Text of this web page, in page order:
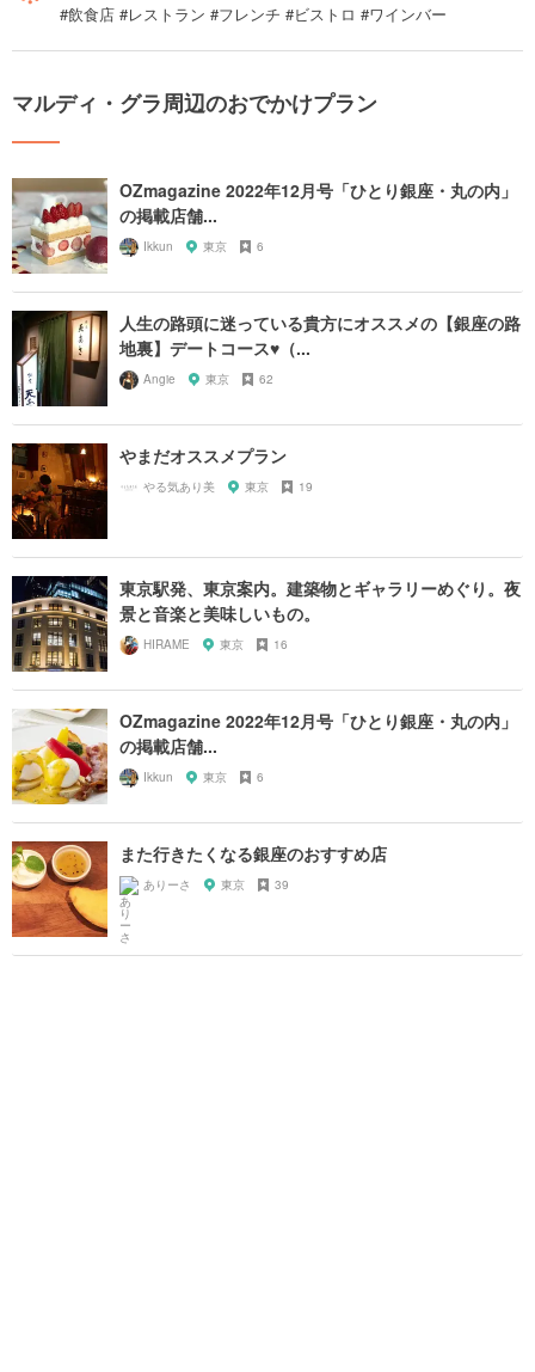
#飲食店 #レストラン #フレンチ #ビストロ #ワインバー
マルディ・グラ周辺のおでかけプラン
OZmagazine 2022年12月号「ひとり銀座・丸の内」
の掲載店舗...
Ikkun 東京 6
人生の路頭に迷っている貴方にオススメの【銀座の路
地裏】デートコース♥︎（...
Angie 東京 62
やまだオススメプラン
やる気あり美 東京 19
東京駅発、東京案内。建築物とギャラリーめぐり。夜
景と音楽と美味しいもの。
HIRAME 東京 16
OZmagazine 2022年12月号「ひとり銀座・丸の内」
の掲載店舗...
Ikkun 東京 6
また行きたくなる銀座のおすすめ店
ありーさ 東京 39